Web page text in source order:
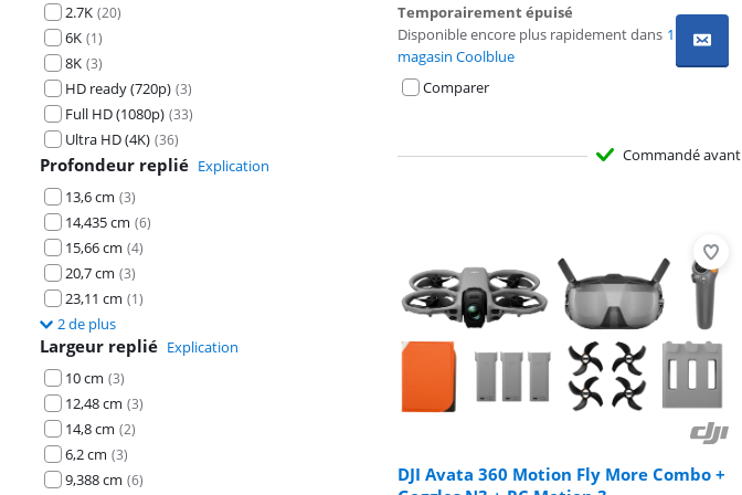
2.7K (20)
6K (1)
8K (3)
HD ready (720p) (3)
Full HD (1080p) (33)
Ultra HD (4K) (36)
Profondeur replié Explication
13,6 cm (3)
14,435 cm (6)
15,66 cm (4)
20,7 cm (3)
23,11 cm (1)
2 de plus
Largeur replié Explication
10 cm (3)
12,48 cm (3)
14,8 cm (2)
6,2 cm (3)
9,388 cm (6)
Temporairement épuisé
Disponible encore plus rapidement dans 1
magasin Coolblue
Comparer
Commandé avant
DJI Avata 360 Motion Fly More Combo +